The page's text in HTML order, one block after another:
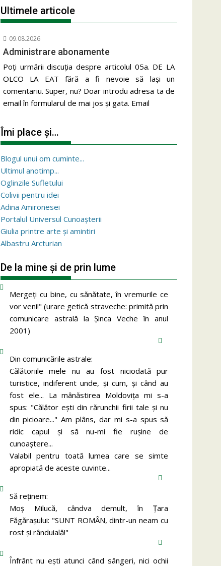
Ultimele articole
09.08.2026
Administrare abonamente
Poți urmării discuția despre articolul 05a. DE LA
OLCO LA EAT fără a fi nevoie să lași un
comentariu. Super, nu? Doar introdu adresa ta de
email în formularul de mai jos și gata. Email
Îmi place și…
Blogul unui om cuminte...
Ultimul anotimp...
Oglinzile Sufletului
Colivii pentru idei
Adina Amironesei
Portalul Universul Cunoașterii
Giulia printre arte și amintiri
Albastru Arcturian
De la mine și de prin lume
Mergeţi cu bine, cu sănătate, în vremurile ce
vor veni!" (urare getică straveche: primită prin
comunicare astrală la Şinca Veche în anul
2001)
Din comunicările astrale:
Călătoriile mele nu au fost niciodată pur
turistice, indiferent unde, și cum, și când au
fost ele... La mânăstirea Moldoviţa mi s-a
spus: "Călător eşti din rărunchii firii tale şi nu
din picioare..." Am plâns, dar mi s-a spus să
ridic capul şi să nu-mi fie ruşine de
cunoaştere...
Valabil pentru toată lumea care se simte
apropiată de aceste cuvinte...
Să reținem:
Moș Milucă, cândva demult, în Ţara
Făgăraşului: "SUNT ROMÂN, dintr-un neam cu
rost şi rânduială!"
Înfrânt nu ești atunci când sângeri, nici ochii